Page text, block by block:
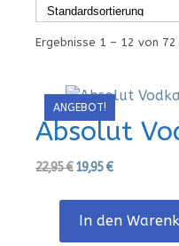
Ergebnisse 1 – 12 von
ANGEBOT!
Absolut
22,95€ Ursprünglicher
22,95 €
19,95€Aktueller
19,95 €.
In den